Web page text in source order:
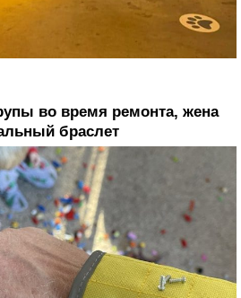
во время ремонта, жена
браслет